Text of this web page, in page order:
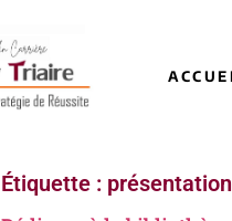
Étiquette :